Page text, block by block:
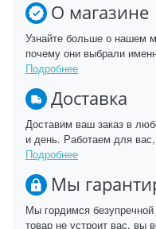
О магазине
Узнайте больше о нашем
почему они выбрали
Подробнее
Доставка
Доставим ваш заказ в
и день. Работаем для
Подробнее
Мы
Мы гордимся
товар не устроит вас, вы